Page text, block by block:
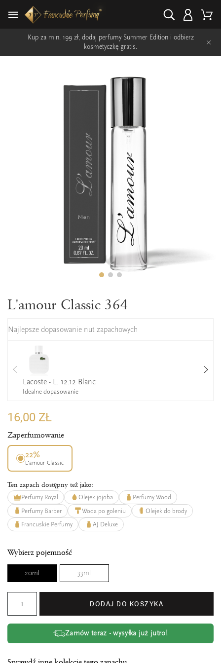
Kup za min. 199 zł, dodaj perfumy Summer Edition i odbierz
kosmetyczkę gratis.
×
L'amour Classic 364
Najlepsze dopasowanie nut zapachowych
Lacoste - L. 12.12 Blanc
Idealne dopasowanie
16,00 ZŁ
Zaperfumowanie
22%
L’amour Classic
Ten zapach dostępny też jako:
Perfumy Royal Olejek jojoba
Perfumy Wood
Perfumy Barber
Woda po goleniu
Olejek do brody
Francuskie Perfumy
AJ Deluxe
Wybierz pojemność
20ml 33ml
DODAJ DO KOSZYKA
Zamów teraz - wysyłka już jutro!